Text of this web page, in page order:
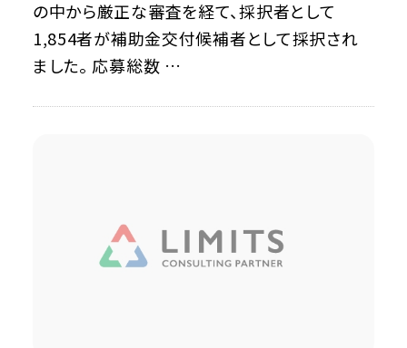
の中から厳正な審査を経て、採択者として
1,854者が補助金交付候補者として採択され
ました。 応募総数 …